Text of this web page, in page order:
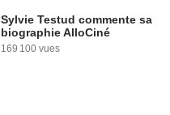
Sylvie Testud commente sa
biographie AlloCiné
169 100 vues